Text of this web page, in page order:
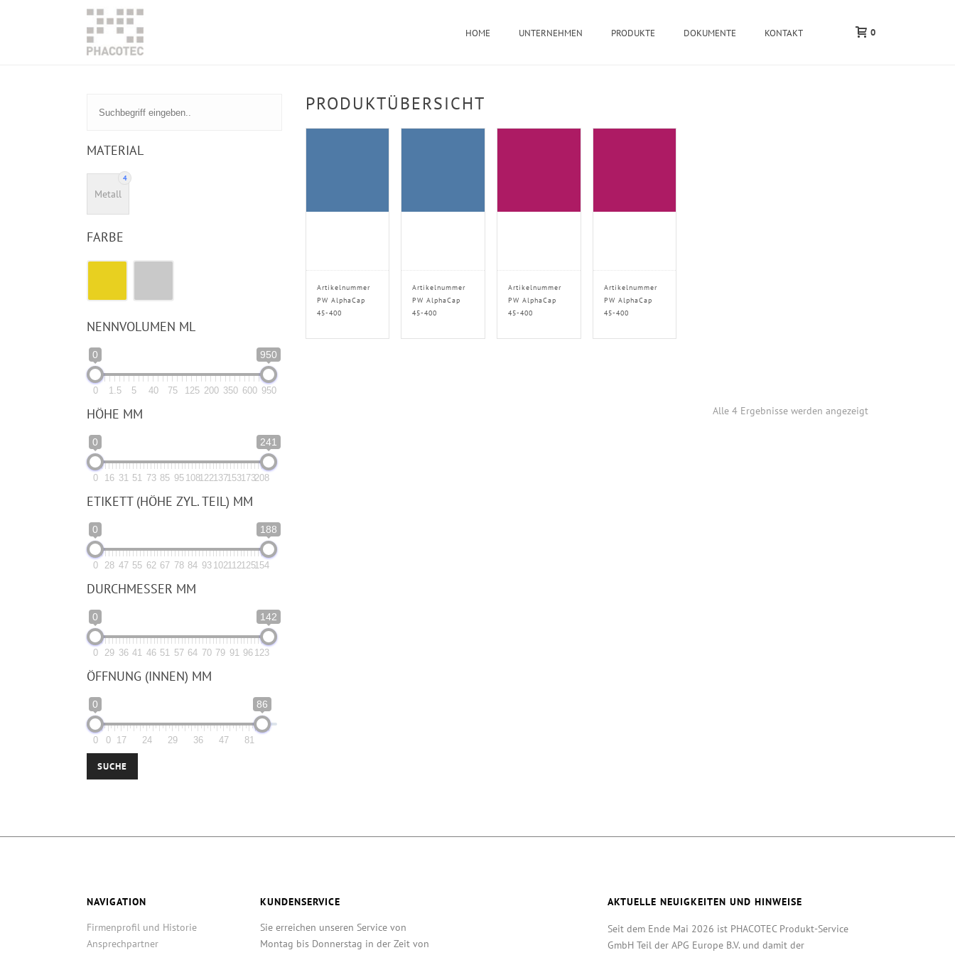
HOME UNTERNEHMEN PRODUKTE DOKUMENTE KONTAKT 0
PRODUKTÜBERSICHT
Artikelnummer
PW AlphaCap
45-400
Artikelnummer
PW AlphaCap
45-400
Artikelnummer
PW AlphaCap
45-400
Artikelnummer
PW AlphaCap
45-400
Alle 4 Ergebnisse werden angezeigt
MATERIAL
4
Metall
FARBE
NENNVOLUMEN ML
0 950
0 1.5 5 40 75 125 200 350 600 950
HÖHE MM
0 241
0 16 31 51 73 85 95 108122137153173208
ETIKETT (HÖHE ZYL. TEIL) MM
0 188
0 28 47 55 62 67 78 84 93 102112125154
DURCHMESSER MM
0 142
0 29 36 41 46 51 57 64 70 79 91 96 123
ÖFFNUNG (INNEN) MM
0 86
0 0 17 24 29 36 47 81
SUCHE
NAVIGATION
Firmenprofil und Historie
Ansprechpartner
KUNDENSERVICE
Sie erreichen unseren Service von
Montag bis Donnerstag in der Zeit von
AKTUELLE NEUIGKEITEN UND HINWEISE
Seit dem Ende Mai 2026 ist PHACOTEC Produkt-Service
GmbH Teil der APG Europe B.V. und damit der